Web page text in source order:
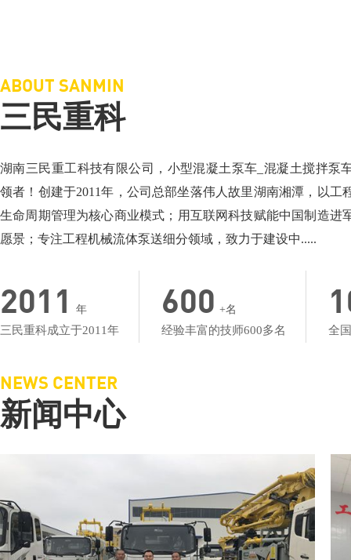
ABOUT SANMIN
三民重科
湖南三民重工科技有限公司，小型混凝土泵车_混凝土搅拌泵
领者！创建于2011年，公司总部坐落伟人故里湖南湘潭，以工
生命周期管理为核心商业模式；用互联网科技赋能中国制造进
愿景；专注工程机械流体泵送细分领域，致力于建设中.....
2011 年
三民重科成立于2011年 600 +名
经验丰富的技师600多名 全
NEWS CENTER
新闻中心